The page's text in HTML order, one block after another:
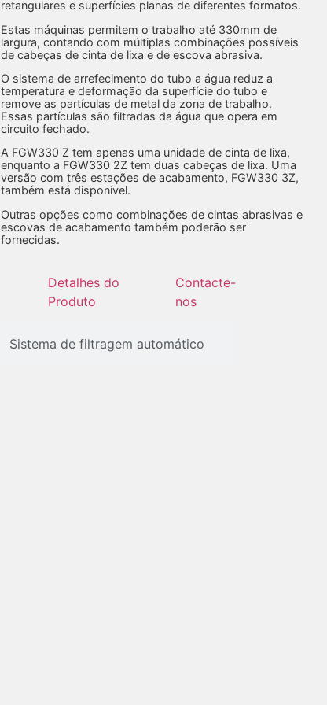
retangulares e superfícies planas de diferentes formatos.
Estas máquinas permitem o trabalho até 330mm de
largura, contando com múltiplas combinações possíveis
de cabeças de cinta de lixa e de escova abrasiva.
O sistema de arrefecimento do tubo a água reduz a
temperatura e deformação da superfície do tubo e
remove as partículas de metal da zona de trabalho.
Essas partículas são filtradas da água que opera em
circuito fechado.
A FGW330 Z tem apenas uma unidade de cinta de lixa,
enquanto a FGW330 2Z tem duas cabeças de lixa. Uma
versão com três estações de acabamento, FGW330 3Z,
também está disponível.
Outras opções como combinações de cintas abrasivas e
escovas de acabamento também poderão ser
fornecidas.
Detalhes do
Produto
Contacte-
nos
Sistema de filtragem automático